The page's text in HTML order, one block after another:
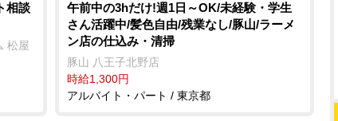
相談
松屋
午前中の3hだけ!週1日～OK/未経験・学生
さん活躍中/髪色自由/残業なし/豚山/ラーメ
ン店の仕込み・清掃
豚山 八王子北野店
時給1,300円
アルバイト・パート / 東京都